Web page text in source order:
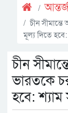
চীন
মূল্য দিতে
চীন
ভারতকে
হবে: